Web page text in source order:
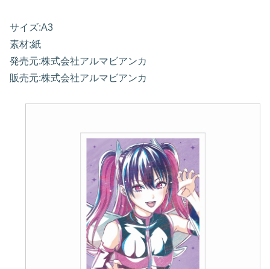
サイズ:A3
素材:紙
発売元:株式会社アルマビアンカ
販売元:株式会社アルマビアンカ